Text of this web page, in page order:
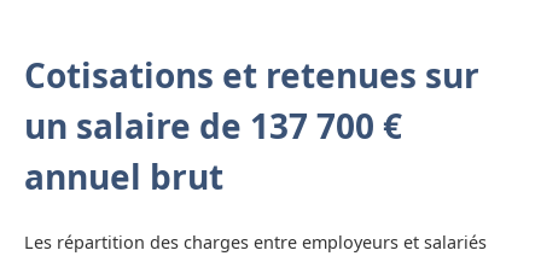
Cotisations et retenues sur
un salaire de 137 700 €
annuel brut
Les répartition des charges entre employeurs et salariés